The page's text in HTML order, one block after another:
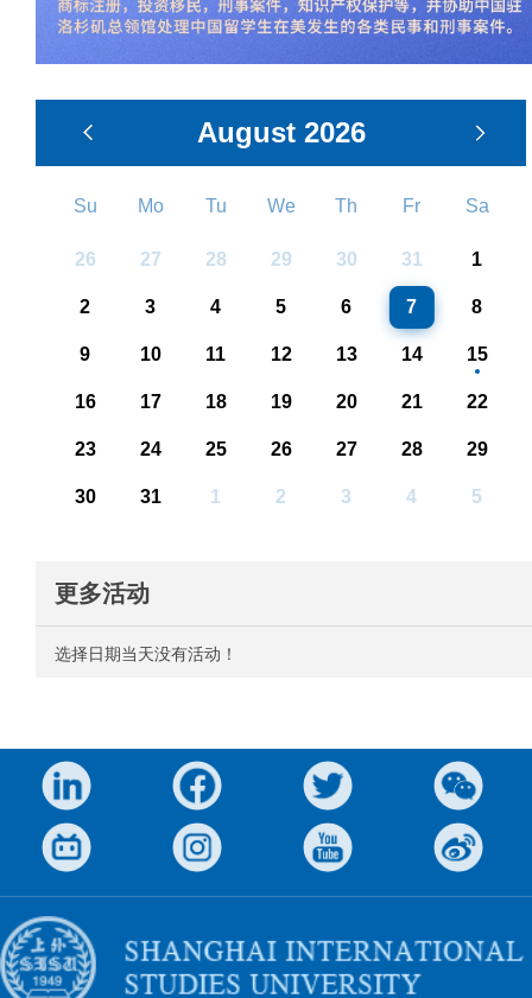
August 2026
Su Mo Tu We Th Fr Sa
26 27 28 29 30 31 1
2 3 4 5 6 7 8
9 10 11 12 13 14 15
16 17 18 19 20 21 22
23 24 25 26 27 28 29
30 31 1 2 3 4 5
更多活动
选择日期当天没有活动！